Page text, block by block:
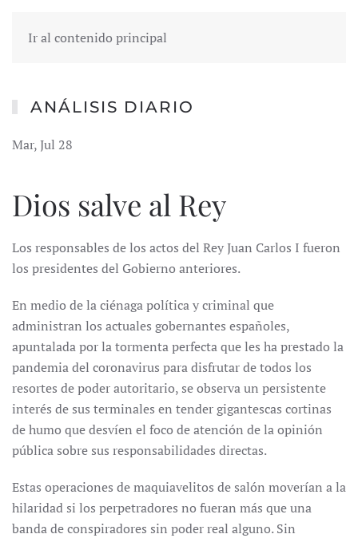
Ir al contenido principal
ANÁLISIS DIARIO
Mar, Jul 28
Dios salve al Rey
Los responsables de los actos del Rey Juan Carlos I fueron
los presidentes del Gobierno anteriores.
En medio de la ciénaga política y criminal que
administran los actuales gobernantes españoles,
apuntalada por la tormenta perfecta que les ha prestado la
pandemia del coronavirus para disfrutar de todos los
resortes de poder autoritario, se observa un persistente
interés de sus terminales en tender gigantescas cortinas
de humo que desvíen el foco de atención de la opinión
pública sobre sus responsabilidades directas.
Estas operaciones de maquiavelitos de salón moverían a la
hilaridad si los perpetradores no fueran más que una
banda de conspiradores sin poder real alguno. Sin